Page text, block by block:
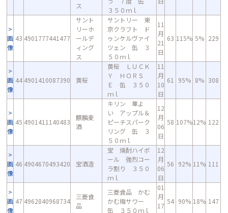
ス
３５０ｍｌ
画
像
43 4901777441477
サント
リーホ
ールデ
ィング
ス
サントリー 東
京クラフト ド
ゥンケルヴァイ
ツェン 缶 ３
５０ｍｌ
11
月
21
日
63 115% 5% 229
画
像
44 4901410087390 黄桜
黄桜 ＬＵＣＫ
Ｙ ＨＯＲＳ
Ｅ 缶 ３５０
ｍｌ
11
月
10
日
61 95% 8% 308
画
像
45 4901411140483
麒麟麦
酒
キリン 華よ
い アップル＆
ピーチスパーク
リング 缶 ３
５０ｍｌ
12
月
06
日
58 107%12% 122
画
像
46 4904670493420 宝酒造
宝 焼酎ハイボ
ール 強烈コー
ラ割り ３５０
ｍｌ
12
月
06
日
56 92% 11% 111
画
像
47 4962840968734
三菱食
品
三菱食品 かむ
かむ梅サワー
缶 ３５０ｍｌ
01
月
17
54 90% 18% 147